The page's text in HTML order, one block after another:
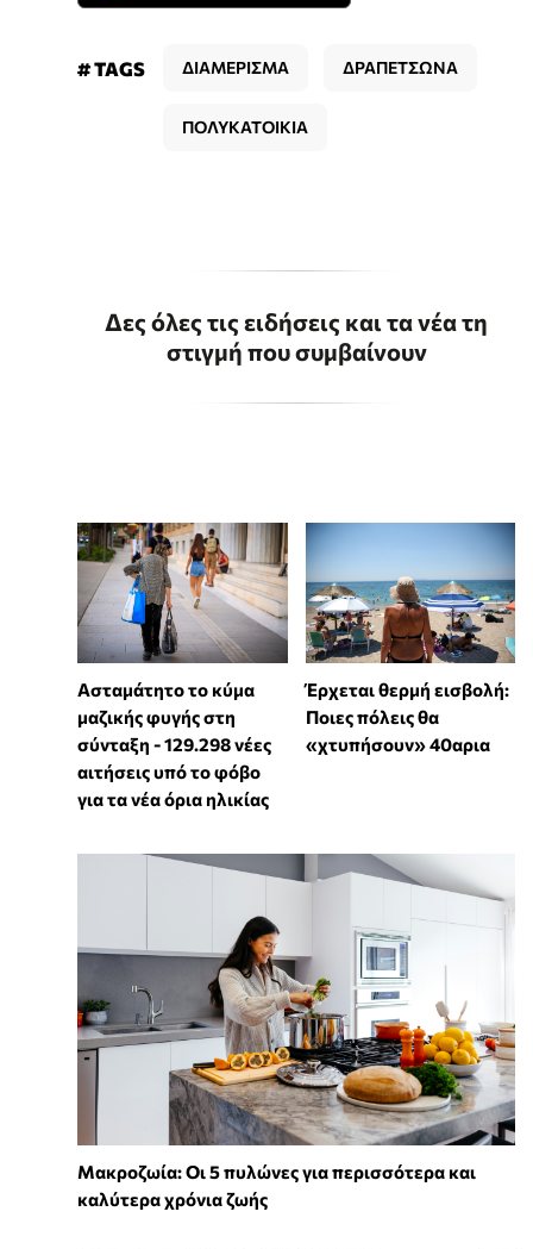
# TAGS ΔΙΑΜΕΡΙΣΜΑ ΔΡΑΠΕΤΣΩΝΑ
ΠΟΛΥΚΑΤΟΙΚΙΑ
Δες όλες τις ειδήσεις και τα νέα τη
στιγμή που συμβαίνουν
Ασταμάτητο το κύμα
μαζικής φυγής στη
σύνταξη - 129.298 νέες
αιτήσεις υπό το φόβο
για τα νέα όρια ηλικίας
Έρχεται θερμή εισβολή:
Ποιες πόλεις θα
«χτυπήσουν» 40αρια
Mακροζωία: Οι 5 πυλώνες για περισσότερα και
καλύτερα χρόνια ζωής